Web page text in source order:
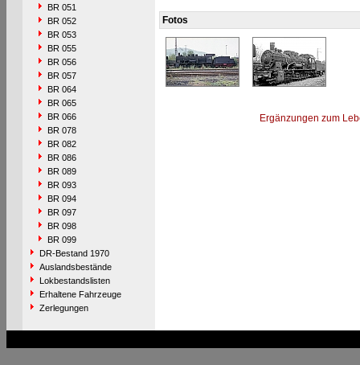
BR 051
BR 052
BR 053
BR 055
BR 056
BR 057
BR 064
BR 065
BR 066
BR 078
BR 082
BR 086
BR 089
BR 093
BR 094
BR 097
BR 098
BR 099
DR-Bestand 1970
Auslandsbestände
Lokbestandslisten
Erhaltene Fahrzeuge
Zerlegungen
Fotos
Ergänzungen zum